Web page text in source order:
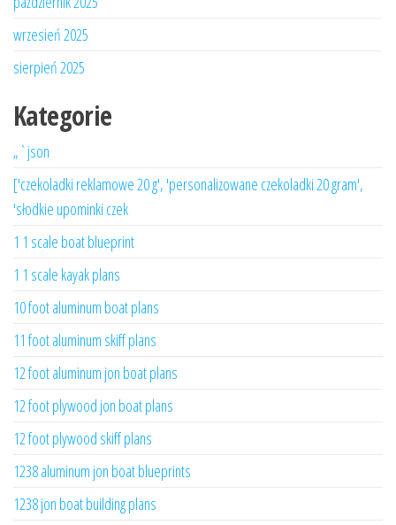
wrzesień 2025
sierpień 2025
Kategorie
„`json
['czekoladki reklamowe 20 g', 'personalizowane czekoladki 20 gram',
'słodkie upominki czek
1 1 scale boat blueprint
1 1 scale kayak plans
10 foot aluminum boat plans
11 foot aluminum skiff plans
12 foot aluminum jon boat plans
12 foot plywood jon boat plans
12 foot plywood skiff plans
1238 aluminum jon boat blueprints
1238 jon boat building plans